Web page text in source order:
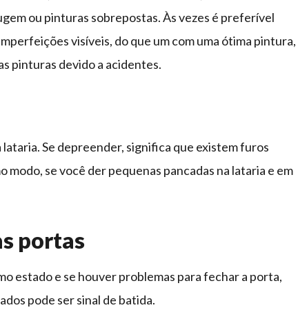
ou pinturas sobrepostas. Às vezes é preferível
visíveis, do que um com uma ótima pintura,
pinturas devido a acidentes.
lataria. Se depreender, significa que existem furos
modo, se você der pequenas pancadas na lataria e em
portas
estado e se houver problemas para fechar a porta,
pode ser sinal de batida.